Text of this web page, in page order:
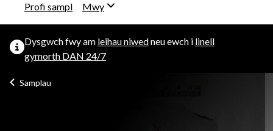
Profi sampl Mwy
Dysgwch fwy am leihau niwedneu ewch i linell
gymorth DAN 24/7
Samplau